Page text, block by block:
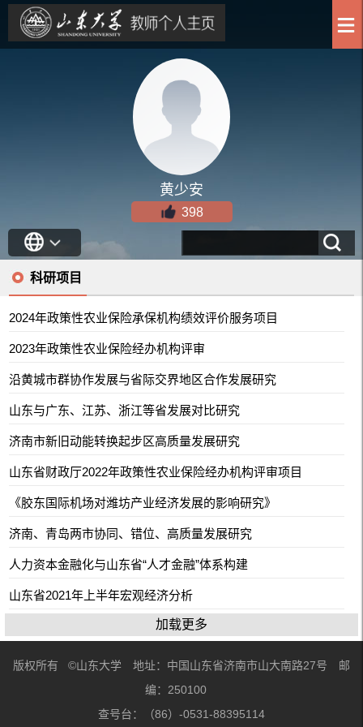
黄少安
398
科研项目
2024年政策性农业保险承保机构绩效评价服务项目
2023年政策性农业保险经办机构评审
沿黄城市群协作发展与省际交界地区合作发展研究
山东与广东、江苏、浙江等省发展对比研究
济南市新旧动能转换起步区高质量发展研究
山东省财政厅2022年政策性农业保险经办机构评审项目
《胶东国际机场对潍坊产业经济发展的影响研究》
济南、青岛两市协同、错位、高质量发展研究
人力资本金融化与山东省“人才金融”体系构建
山东省2021年上半年宏观经济分析
加载更多
版权所有 ©山东大学 地址：中国山东省济南市山大南路27号 邮
编：250100
查号台：（86）-0531-88395114